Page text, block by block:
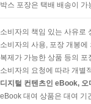
박스 포장은 택배 배송이
소비자의 책임 있는 사유로
소비자의 사용, 포장 개봉
복제가 가능한 상품 등의
소비자의 요청에 따라 개별
디지털 컨텐츠인 eBook,
eBook 대여 상품은 대여 기